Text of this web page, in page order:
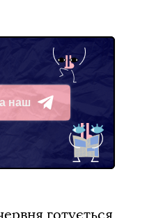
наш
готується